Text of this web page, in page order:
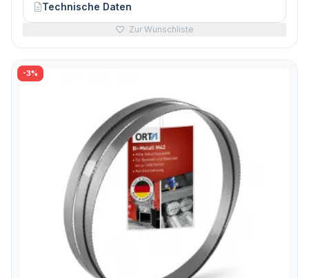
Technische Daten
Zur Wunschliste
-3%